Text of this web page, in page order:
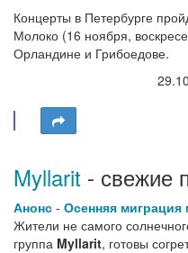
Концерты в Петербурге
Молоко (16 ноября,
Орландине и Грибоедове.
Myllarit - свежие
Анонс - Осенняя миграция
Жители не самого
группа Myllarit, готовы